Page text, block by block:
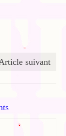
suivant